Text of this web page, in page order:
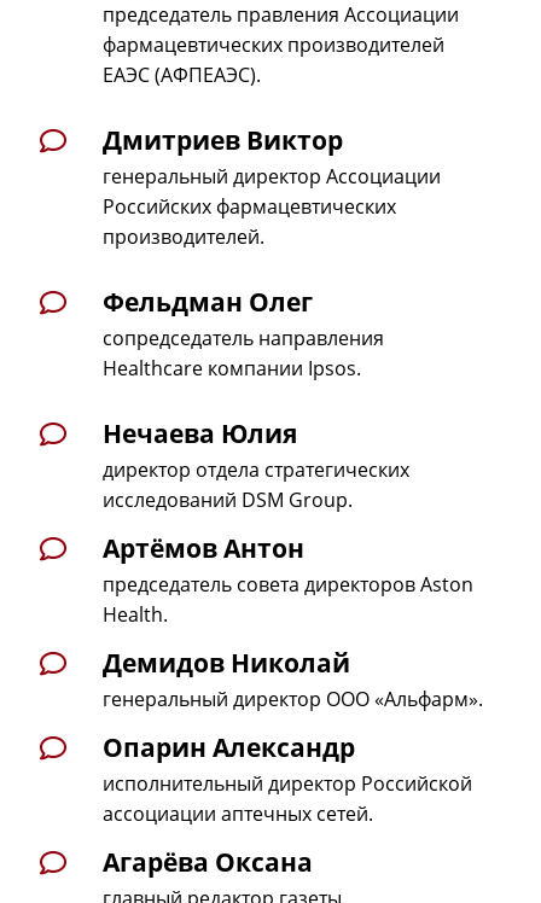
председатель правления Ассоциации
фармацевтических производителей
ЕАЭС (АФПЕАЭС).
Дмитриев Виктор
генеральный директор Ассоциации
Российских фармацевтических
производителей.
Фельдман Олег
сопредседатель направления
Healthcare компании Ipsos.
Нечаева Юлия
директор отдела стратегических
исследований DSM Group.
Артёмов Антон
председатель совета директоров Aston
Health.
Демидов Николай
генеральный директор ООО «Альфарм».
Опарин Александр
исполнительный директор Российской
ассоциации аптечных сетей.
Агарёва Оксана